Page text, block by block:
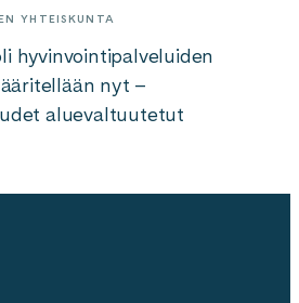
YHTEISKUNTA
hyvinvointipalveluiden
nyt –
aluevaltuutetut